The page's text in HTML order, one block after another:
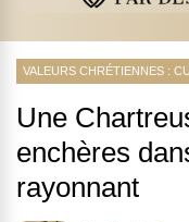
VALEURS CHRÉTIENNES :
Une
enchères
rayonnant